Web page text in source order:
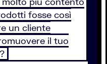
fosse così
un cliente
il tuo